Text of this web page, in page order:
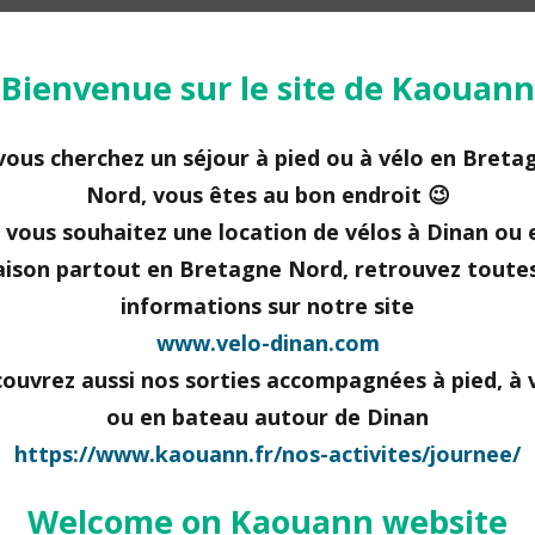
vélo en Bretagne Nord
! Les tennis lacés, le vélo sorti du garage et vous
prêt pour l’aventure d’une semaine. De plus, la
vélo en Bretagne Nord, c’est s’assurer de vivre
uniques entourées de beauté, de partage et
! Pour vous mettre l’eau à la bouche, voici
endroits sublimes à ne pas manquer lors…
Bienvenue sur le site de Kaouann
cherchez un séjour à pied ou à vélo en
Nord, vous êtes au bon endroit 😉
vous souhaitez une location de vélos à Dinan ou
partout en Bretagne Nord, retrouvez
informations sur notre site
www.velo-dinan.com
aussi nos sorties accompagnées à pied, à
ou en bateau autour de Dinan
https://www.kaouann.fr/nos-activites/journee/
Welcome on Kaouann website